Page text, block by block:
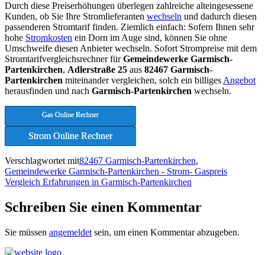
Durch diese Preiserhöhungen überlegen zahlreiche alteingesessene
Kunden, ob Sie Ihre Stromlieferanten wechseln und dadurch diesen
passenderen Stromtarif finden. Ziemlich einfach: Sofern Ihnen sehr
hohe Stromkosten ein Dorn im Auge sind, können Sie ohne
Umschweife diesen Anbieter wechseln. Sofort Strompreise mit dem
Stromtarifvergleichsrechner fürGemeindewerke Garmisch-
Partenkirchen, Adlerstraße 25 aus 82467 Garmisch-
Partenkirchen miteinander vergleichen, solch ein billiges Angebot
herausfinden und nach Garmisch-Partenkirchen wechseln.
Gas Online Rechner
Strom Online Rechner
Verschlagwortet mit82467 Garmisch-Partenkirchen,
Gemeindewerke Garmisch-Partenkirchen - Strom- Gaspreis
Vergleich Erfahrungen in Garmisch-Partenkirchen
Schreiben Sie einen Kommentar
Sie müssen angemeldet sein, um einen Kommentar abzugeben.